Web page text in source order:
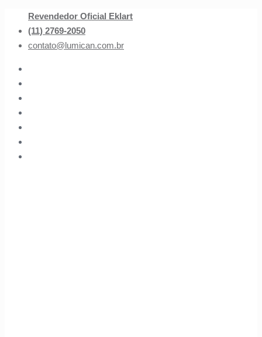
Revendedor Oficial Eklart
(11) 2769-2050
contato@lumican.com.br